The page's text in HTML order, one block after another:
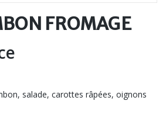
FROMAGE
salade, carottes râpées, oignons